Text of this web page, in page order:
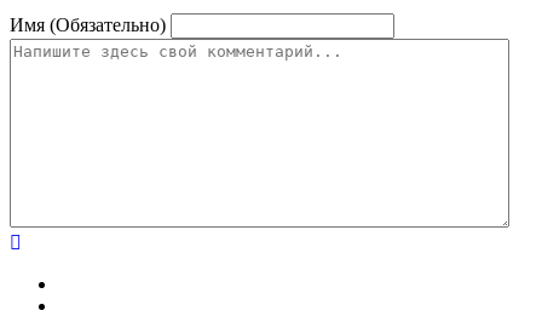
Имя (Обязательно)